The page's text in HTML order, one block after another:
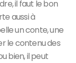
il faut le bon
aussi à
un conte, une
le contenu des
bien, il peut